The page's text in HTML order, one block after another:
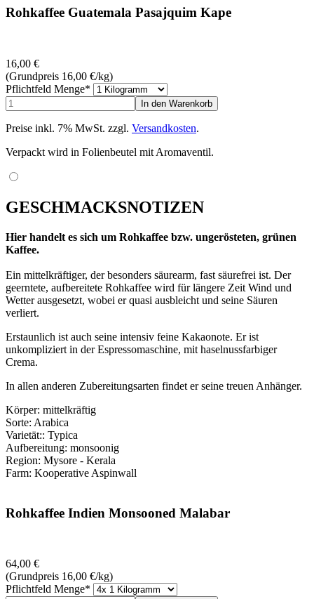
Rohkaffee Guatemala Pasajquim Kape
16,00 €
(Grundpreis 16,00 €/kg)
Pflichtfeld Menge*
Preise inkl. 7% MwSt. zzgl. Versandkosten.
Verpackt wird in Folienbeutel mit Aromaventil.
GESCHMACKSNOTIZEN
Hier handelt es sich um Rohkaffee bzw. ungerösteten, grünen
Kaffee.
Ein mittelkräftiger, der besonders säurearm, fast säurefrei ist. Der
geerntete, aufbereitete Rohkaffee wird für längere Zeit Wind und
Wetter ausgesetzt, wobei er quasi ausbleicht und seine Säuren
verliert.
Erstaunlich ist auch seine intensiv feine Kakaonote. Er ist
unkompliziert in der Espressomaschine, mit haselnussfarbiger
Crema.
In allen anderen Zubereitungsarten findet er seine treuen Anhänger.
Körper: mittelkräftig
Sorte: Arabica
Varietät:: Typica
Aufbereitung: monsoonig
Region: Mysore - Kerala
Farm: Kooperative Aspinwall
Rohkaffee Indien Monsooned Malabar
64,00 €
(Grundpreis 16,00 €/kg)
Pflichtfeld Menge*